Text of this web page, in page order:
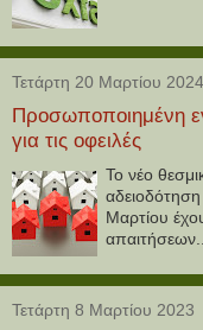
Τετάρτη 20 Μαρτίου 2024
Προσωποποιημένη
για τις οφειλές
Το νέο
Μαρτίου
απαιτήσεων...
Τετάρτη 8 Μαρτίου 2023